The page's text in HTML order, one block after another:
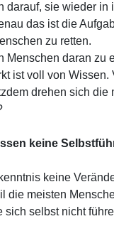
darauf, sie wieder in
das ist die
zu retten.
Menschen daran zu
ist voll von
drehen sich die
keine
keine
die meisten
sich selbst nicht